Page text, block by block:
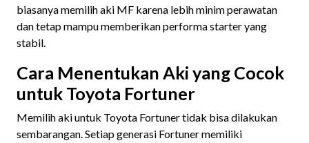
biasanya memilih aki MF karena lebih minim perawatan
dan tetap mampu memberikan performa starter yang
stabil.
Cara Menentukan Aki yang Cocok
untuk Toyota Fortuner
Memilih aki untuk Toyota Fortuner tidak bisa dilakukan
sembarangan. Setiap generasi Fortuner memiliki